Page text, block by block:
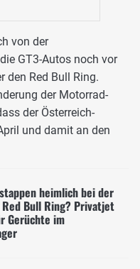
von der
GT3-Autos noch vor
den Red Bull Ring.
der Motorrad-
der Österreich-
und damit an den
heimlich bei der
Red Bull Ring? Privatjet
Gerüchte im